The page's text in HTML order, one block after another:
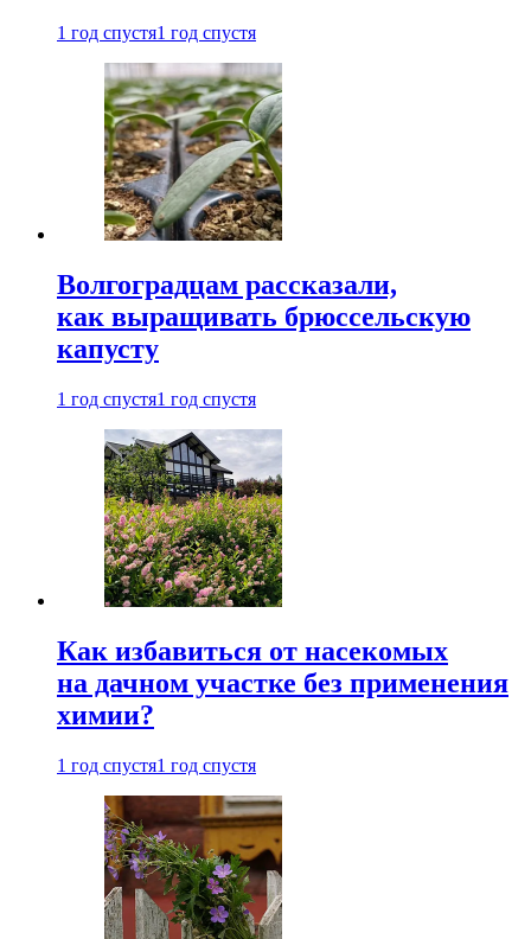
1 год спустя1 год спустя
Волгоградцам рассказали,
как выращивать брюссельскую
капусту
1 год спустя1 год спустя
Как избавиться от насекомых
на дачном участке без применения
химии?
1 год спустя1 год спустя